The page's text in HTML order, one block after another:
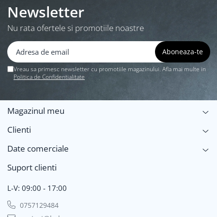
Newsletter
Nu rata ofertele si promotiile noastre
Vreau sa primesc newsletter cu promotiile magazinului. Afla mai multe in
Politica de Confidentialitate
Magazinul meu
Clienti
Date comerciale
Suport clienti
L-V: 09:00 - 17:00
0757129484